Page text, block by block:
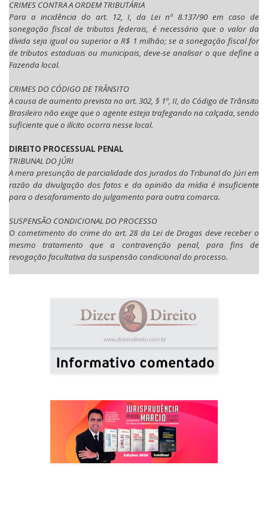
CRIMES CONTRA A ORDEM TRIBUTÁRIA
Para a incidência do art. 12, I, da Lei nº 8.137/90 em caso de
sonegação fiscal de tributos federais, é necessário que o valor da
dívida seja igual ou superior a R$ 1 milhão; se a sonegação fiscal for
de tributos estaduais ou municipais, deve-se analisar o que define a
Fazenda local.
CRIMES DO CÓDIGO DE TRÂNSITO
A causa de aumento prevista no art. 302, § 1º, II, do Código de Trânsito
Brasileiro não exige que o agente esteja trafegando na calçada, sendo
suficiente que o ilícito ocorra nesse local.
DIREITO PROCESSUAL PENAL
TRIBUNAL DO JÚRI
A mera presunção de parcialidade dos jurados do Tribunal do Júri em
razão da divulgação dos fatos e da opinião da mídia é insuficiente
para o desaforamento do julgamento para outra comarca.
SUSPENSÃO CONDICIONAL DO PROCESSO
O cometimento do crime do art. 28 da Lei de Drogas deve receber o
mesmo tratamento que a contravenção penal, para fins de
revogação facultativa da suspensão condicional do processo.